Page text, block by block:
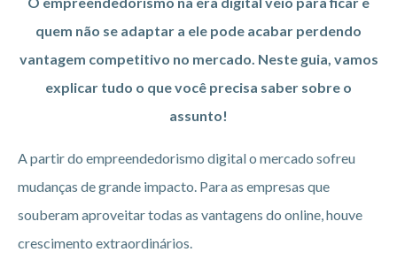
quem não se adaptar a ele pode acabar perdendo
vantagem competitivo no mercado. Neste guia, vamos
explicar tudo o que você precisa saber sobre o
assunto!
A partir do empreendedorismo digital o mercado sofreu
mudanças de grande impacto. Para as empresas que
souberam aproveitar todas as vantagens do online, houve
crescimento extraordinários.